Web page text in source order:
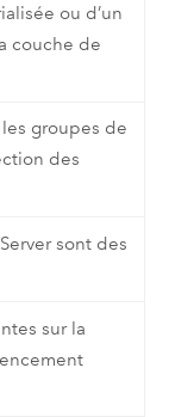
ou d’un
couche de
groupes de
des
sont des
sur la